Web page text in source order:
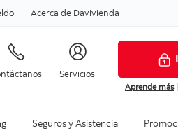
Acerca de Davivienda
Servicios
Aprende más|
Seguros y Asistencia